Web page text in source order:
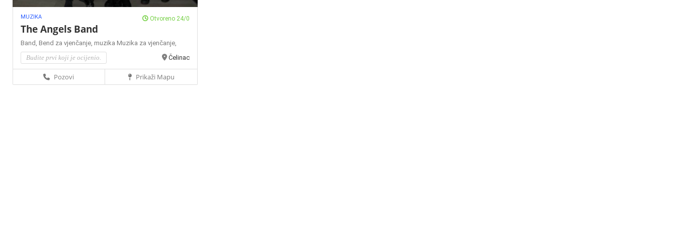
MUZIKA Otvoreno 24/0
The Angels Band
Band, Bend za vjenčanje, muzika Muzika za vjenčanje,
Budite prvi koji je ocijenio.
Čelinac
Pozovi Prikaži Mapu